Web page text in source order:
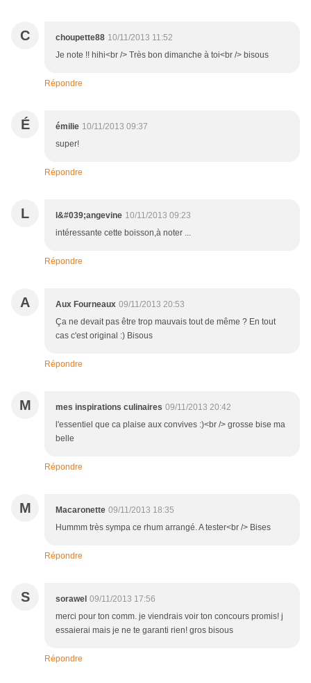
C choupette88 10/11/2013 11:52
Je note !! hihi<br /> Très bon dimanche à toi<br /> bisous
Répondre
É émilie 10/11/2013 09:37
super!
Répondre
L l&#039;angevine 10/11/2013 09:23
intéressante cette boisson,à noter ...
Répondre
A Aux Fourneaux 09/11/2013 20:53
Ça ne devait pas être trop mauvais tout de même ? En tout
cas c'est original :) Bisous
Répondre
M mes inspirations culinaires 09/11/2013 20:42
l'essentiel que ca plaise aux convives :)<br /> grosse bise ma
belle
Répondre
M Macaronette 09/11/2013 18:35
Hummm très sympa ce rhum arrangé. A tester<br /> Bises
Répondre
S sorawel 09/11/2013 17:56
merci pour ton comm. je viendrais voir ton concours promis! j
essaierai mais je ne te garanti rien! gros bisous
Répondre